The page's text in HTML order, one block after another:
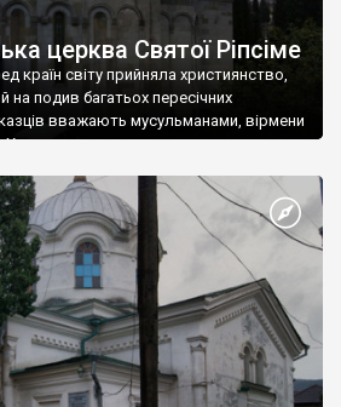
церква Святої Ріпсіме
країн світу прийняла християнство,
на подив багатьох пересічних
вважають мусульманами, вірмени
Христа